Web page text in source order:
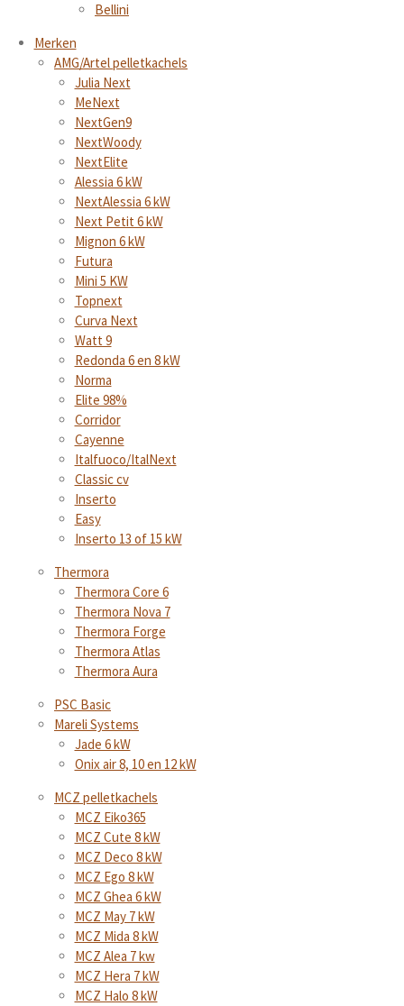
Bellini
Merken
AMG/Artel pelletkachels
Julia Next
MeNext
NextGen9
NextWoody
NextElite
Alessia 6 kW
NextAlessia 6 kW
Next Petit 6 kW
Mignon 6 kW
Futura
Mini 5 KW
Topnext
Curva Next
Watt 9
Redonda 6 en 8 kW
Norma
Elite 98%
Corridor
Cayenne
Italfuoco/ItalNext
Classic cv
Inserto
Easy
Inserto 13 of 15 kW
Thermora
Thermora Core 6
Thermora Nova 7
Thermora Forge
Thermora Atlas
Thermora Aura
PSC Basic
Mareli Systems
Jade 6 kW
Onix air 8, 10 en 12 kW
MCZ pelletkachels
MCZ Eiko365
MCZ Cute 8 kW
MCZ Deco 8 kW
MCZ Ego 8 kW
MCZ Ghea 6 kW
MCZ May 7 kW
MCZ Mida 8 kW
MCZ Alea 7 kw
MCZ Hera 7 kW
MCZ Halo 8 kW